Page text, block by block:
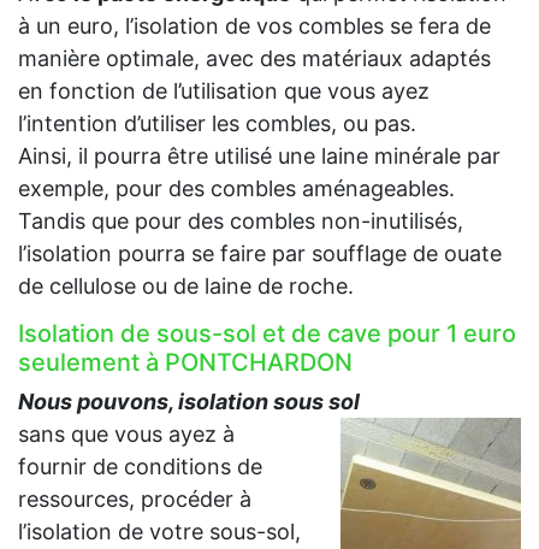
à un euro, l’isolation de vos combles se fera de
manière optimale, avec des matériaux adaptés
en fonction de l’utilisation que vous ayez
l’intention d’utiliser les combles, ou pas.
Ainsi, il pourra être utilisé une laine minérale par
exemple, pour des combles aménageables.
Tandis que pour des combles non-inutilisés,
l’isolation pourra se faire par soufflage de ouate
de cellulose ou de laine de roche.
Isolation de sous-sol et de cave pour 1 euro
seulement à PONTCHARDON
Nous pouvons, isolation sous sol
sans que vous ayez à
fournir de conditions de
ressources, procéder à
l’isolation de votre sous-sol,